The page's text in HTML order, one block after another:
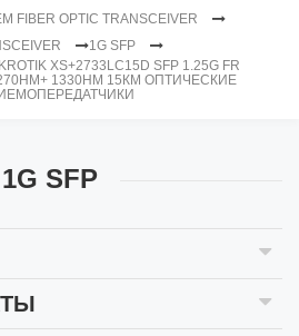
FIBER OPTIC TRANSCEIVER
1G SFP
XS+2733LC15D SFP 1.25G FR
1330НМ 15КМ ОПТИЧЕСКИЕ
1G SFP